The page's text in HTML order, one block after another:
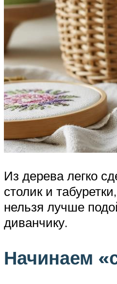
Из дерева легко
столик и
нельзя лучше
диванчику.
Начинаем